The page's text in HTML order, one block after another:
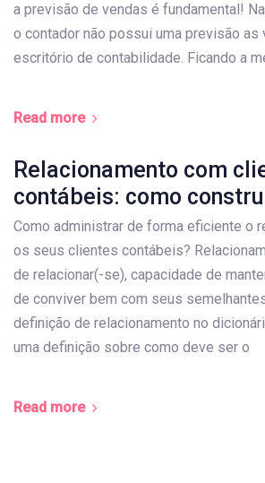
a previsão de vendas é fundamental!
o contador não possui uma previsão as
escritório de contabilidade. Ficando a
Read more
Relacionamento com
contábeis: como
Como administrar de forma eficiente o
os seus clientes contábeis?
de relacionar(-se), capacidade de
de conviver bem com seus
definição de relacionamento no
uma definição sobre como deve ser o
Read more